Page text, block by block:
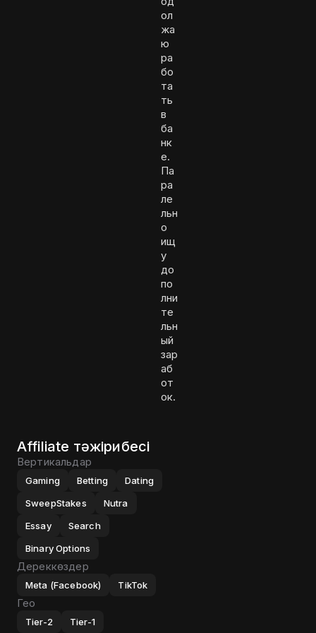
ол
жа
ю
ра
бо
та
ть
в
ба
нк
е.
Па
ра
ле
льн
о
ищ
у
до
по
лни
те
льн
ый
зар
аб
от
ок.
Affiliate тәжірибесі
Вертикальдар
Gaming Betting
Dating
SweepStakes
Nutra
Essay
Search
Binary Options
Дереккөздер
Meta (Facebook) TikTok
Гео
Tier-2 Tier-1